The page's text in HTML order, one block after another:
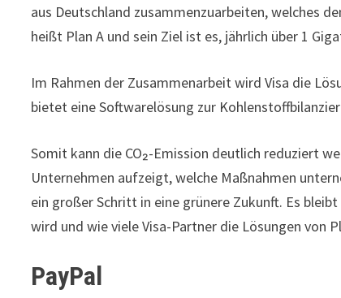
aus Deutschland zusammenzuarbeiten, welches
heißt Plan A und sein Ziel ist es, jährlich über 1
Im Rahmen der Zusammenarbeit wird Visa die
bietet eine Softwarelösung zur
Somit kann die CO₂-Emission deutlich reduziert
Unternehmen aufzeigt, welche Maßnahmen
ein großer Schritt in eine grünere Zukunft. Es
wird und wie viele Visa-Partner die Lösungen von
PayPal